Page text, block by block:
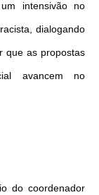
intensivão no
dialogando
que as propostas
avancem no
do coordenador